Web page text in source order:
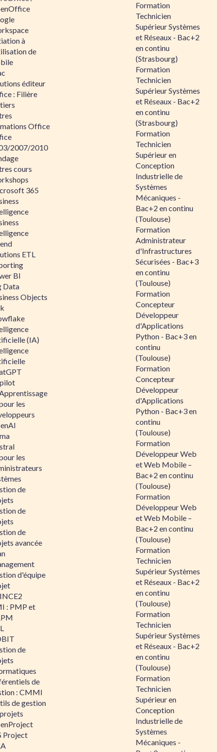
à
de
éditeur
: Filière
Office
2007/2010
cours
365
ETL
BI
Data
Objects
(IA)
les
les
de
de
de
avancée
d'équipe
: PMP et
de
de
: CMMI
de gestion
Project
Formation
Technicien
Supérieur Systèmes
et Réseaux - Bac+2
en continu
(Strasbourg)
Formation
Technicien
Supérieur Systèmes
et Réseaux - Bac+2
en continu
(Strasbourg)
Formation
Technicien
Supérieur en
Conception
Industrielle de
Systèmes
Mécaniques -
Bac+2 en continu
(Toulouse)
Formation
Administrateur
d'Infrastructures
Sécurisées - Bac+3
en continu
(Toulouse)
Formation
Concepteur
Développeur
d'Applications
Python - Bac+3 en
continu
(Toulouse)
Formation
Concepteur
Développeur
d'Applications
Python - Bac+3 en
continu
(Toulouse)
Formation
Développeur Web
et Web Mobile –
Bac+2 en continu
(Toulouse)
Formation
Développeur Web
et Web Mobile –
Bac+2 en continu
(Toulouse)
Formation
Technicien
Supérieur Systèmes
et Réseaux - Bac+2
en continu
(Toulouse)
Formation
Technicien
Supérieur Systèmes
et Réseaux - Bac+2
en continu
(Toulouse)
Formation
Technicien
Supérieur en
Conception
Industrielle de
Systèmes
Mécaniques -